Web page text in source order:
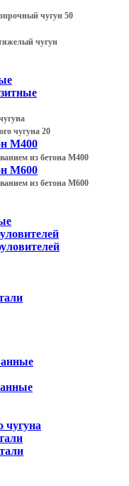
чугун 50
чугун
чугуна 20
М400
из бетона М400
М600
из бетона М600
чугуна